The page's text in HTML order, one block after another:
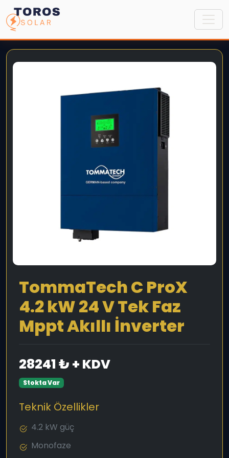
TommaTech C ProX
4.2 kW 24 V Tek Faz
Mppt Akıllı İnverter
28241 ₺ + KDV
Stokta Var
Teknik Özellikler
4.2 kW güç
Monofaze